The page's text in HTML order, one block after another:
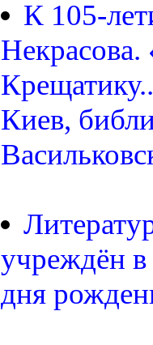
К 105-
Некрасова.
Киев,
учреждён
дня